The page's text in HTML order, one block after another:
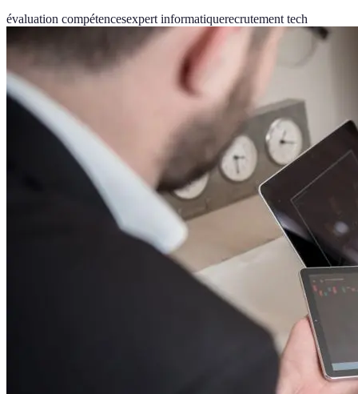
évaluation compétencesexpert informatiquerecrutement tech